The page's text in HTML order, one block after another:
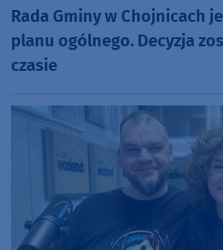
Rada Gminy w Chojnicach
planu ogólnego. Decyzja
czasie